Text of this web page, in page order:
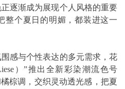
逐渐成为展现个人风格的重要
整个夏日的明媚，都装进这一
与个性表达的多元需求，花
）”推出全新彩染潮流色号
棕调，交织灵动透光感，把夏